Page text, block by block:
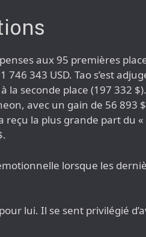
aux 95 premières
343 USD. Tao s’est
la seconde place (197 332
avec un gain de 56 893
la plus grande part du «
lorsque les
lui. Il se sent privilégié